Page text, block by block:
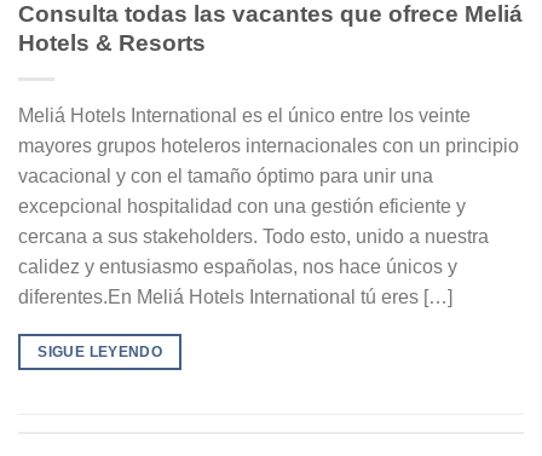
Consulta todas las vacantes que ofrece Meliá
Hotels & Resorts
Meliá Hotels International es el único entre los veinte
mayores grupos hoteleros internacionales con un principio
vacacional y con el tamaño óptimo para unir una
excepcional hospitalidad con una gestión eficiente y
cercana a sus stakeholders. Todo esto, unido a nuestra
calidez y entusiasmo españolas, nos hace únicos y
diferentes.En Meliá Hotels International tú eres […]
SIGUE LEYENDO